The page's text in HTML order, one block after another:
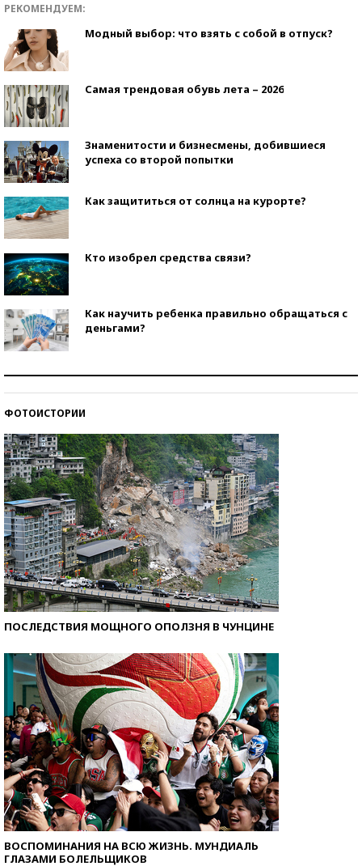
РЕКОМЕНДУЕМ:
Модный выбор: что взять с собой в отпуск?
Самая трендовая обувь лета – 2026
Знаменитости и бизнесмены, добившиеся
успеха со второй попытки
Как защититься от солнца на курорте?
Кто изобрел средства связи?
Как научить ребенка правильно обращаться с
деньгами?
ФОТОИСТОРИИ
ПОСЛЕДСТВИЯ МОЩНОГО ОПОЛЗНЯ В ЧУНЦИНЕ
ВОСПОМИНАНИЯ НА ВСЮ ЖИЗНЬ. МУНДИАЛЬ
ГЛАЗАМИ БОЛЕЛЬЩИКОВ